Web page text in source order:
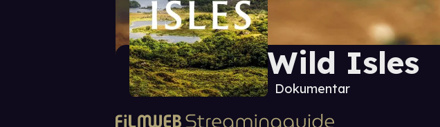
Wild Isles
Dokumentar